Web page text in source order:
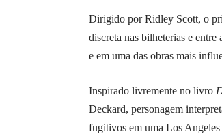
Dirigido por Ridley Scott, o
discreta nas bilheterias e
e em uma das obras mais
Inspirado livremente no livro
Deckard, personagem
fugitivos em uma Los Angeles